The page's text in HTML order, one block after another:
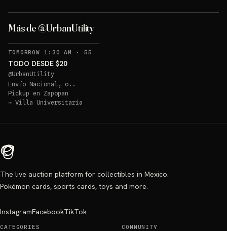
Más de @UrbanUtility
TOMORROW 1:30 AM · 55
TODO DESDE $20
@UrbanUtility
Envío Nacional, o..
Pickup en Zapopan
→ Villa Universitaria
The live auction platform for collectibles in Mexico.
Pokémon cards, sports cards, toys and more.
InstagramFacebookTikTok
CATEGORIES COMMUNITY